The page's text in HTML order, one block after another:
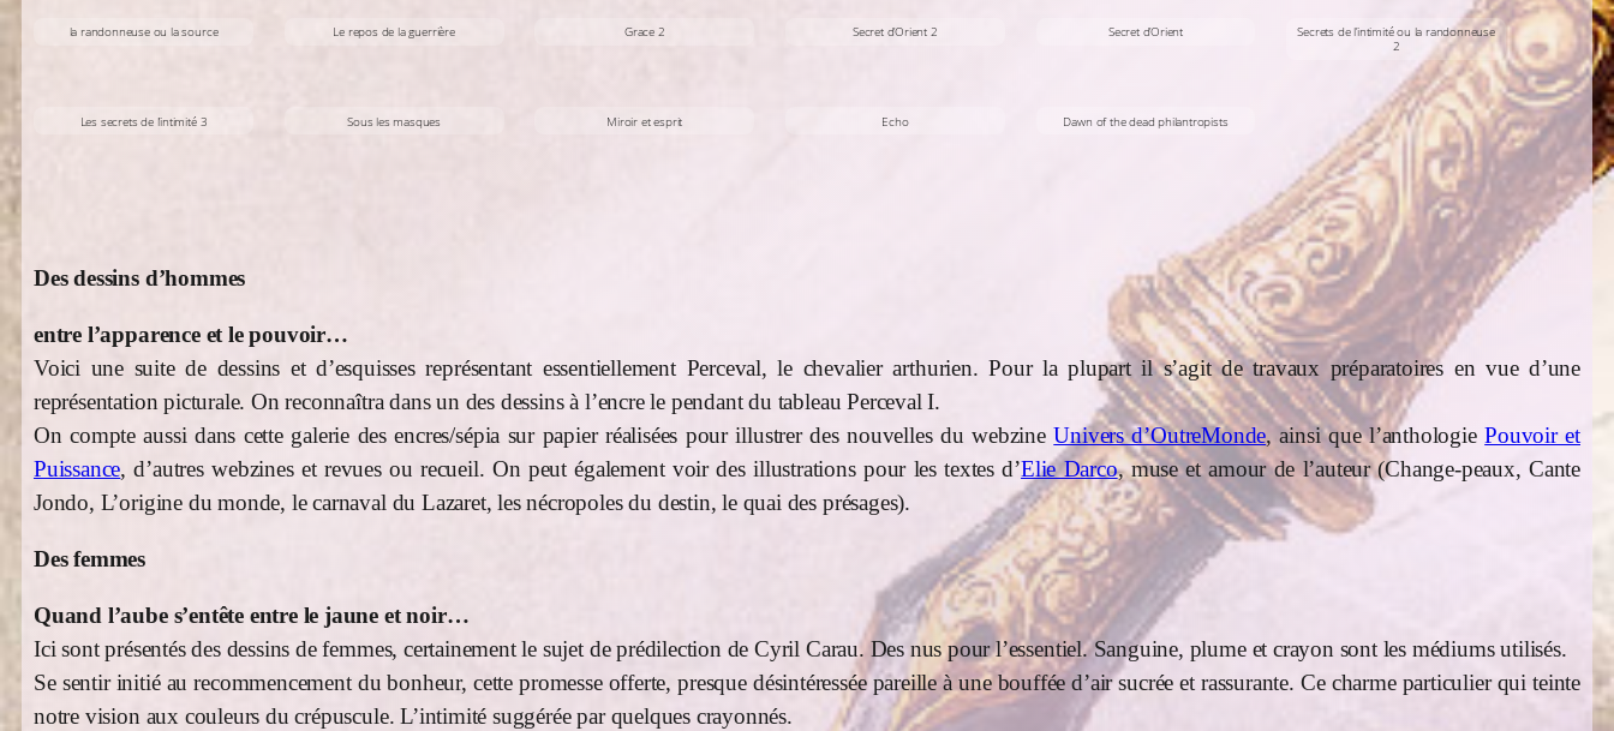
la randonneuse ou la source Le repos de la guerrière Grace 2 Secret d’Orient 2 Secret d’Orient
Secrets de l’intimité ou la randonneuse
2
Les secrets de l’intimité 3 Sous les masques Miroir et esprit Echo Dawn of the dead philantropists
Des dessins d’hommes
entre l’apparence et le pouvoir…
Voici une suite de dessins et d’esquisses représentant essentiellement Perceval, le chevalier arthurien. Pour la plupart il s’agit de travaux préparatoires en vue d’une
représentation picturale. On reconnaîtra dans un des dessins à l’encre le pendant du tableau Perceval I.
On compte aussi dans cette galerie des encres/sépia sur papier réalisées pour illustrer des nouvelles du webzineUnivers d’OutreMonde, ainsi que l’anthologiePouvoir et
Puissance, d’autres webzines et revues ou recueil. On peut également voir des illustrations pour les textes d’Elie Darco, muse et amour de l’auteur (Change-peaux, Cante
Jondo, L’origine du monde, le carnaval du Lazaret, les nécropoles du destin, le quai des présages).
Des femmes
Quand l’aube s’entête entre le jaune et noir…
Ici sont présentés des dessins de femmes, certainement le sujet de prédilection de Cyril Carau. Des nus pour l’essentiel. Sanguine, plume et crayon sont les médiums utilisés.
Se sentir initié au recommencement du bonheur, cette promesse offerte, presque désintéressée pareille à une bouffée d’air sucrée et rassurante. Ce charme particulier qui teinte
notre vision aux couleurs du crépuscule. L’intimité suggérée par quelques crayonnés.